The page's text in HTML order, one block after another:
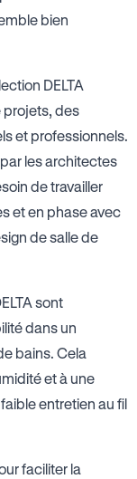
bien
DELTA
projets, des
et professionnels.
les architectes
de travailler
et en phase avec
de salle de
sont
dans un
bains. Cela
et à une
entretien au fil
faciliter la